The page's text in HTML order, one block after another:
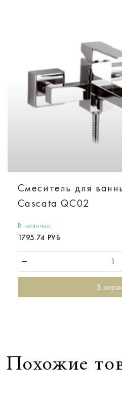
Смеситель для
Cascata QC02
В наличии
1795.74 РУБ
В
Похожие